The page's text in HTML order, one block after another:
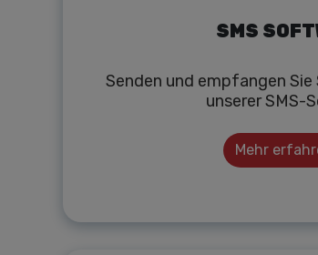
SMS
Senden und empfangen
unserer SMS-
Mehr